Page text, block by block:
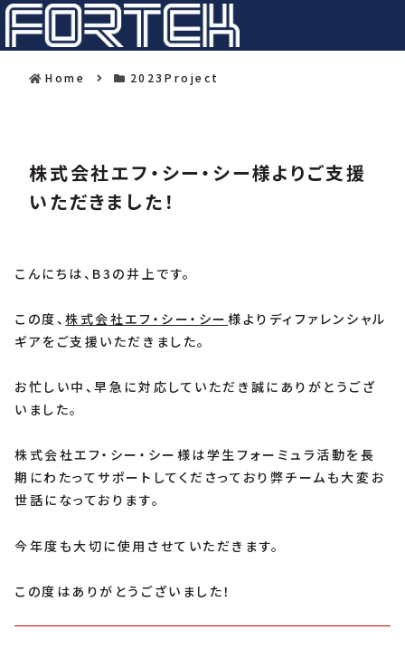
Home 2023Project
株式会社エフ・シー・シー様よりご支援
いただきました！
こんにちは、B3の井上です。
この度、株式会社エフ・シー・シー 様よりディファレンシャル
ギアをご支援いただきました。
お忙しい中、早急に対応していただき誠にありがとうござ
いました。
株式会社エフ・シー・シー様は学生フォーミュラ活動を長
期にわたってサポートしてくださっており弊チームも大変お
世話になっております。
今年度も大切に使用させていただきます。
この度はありがとうございました！